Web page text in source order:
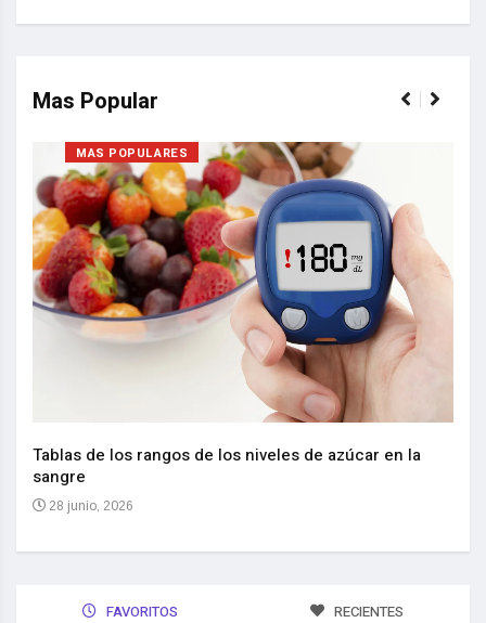
Mas Popular
MAS POPULARES
Tablas de los rangos de los niveles de azúcar en la
sangre
28 junio, 2026
FAVORITOS RECIENTES